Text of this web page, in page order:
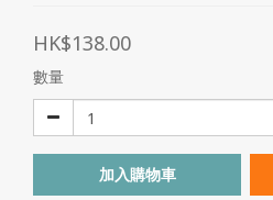
HK$138.00
數量
加入購物車